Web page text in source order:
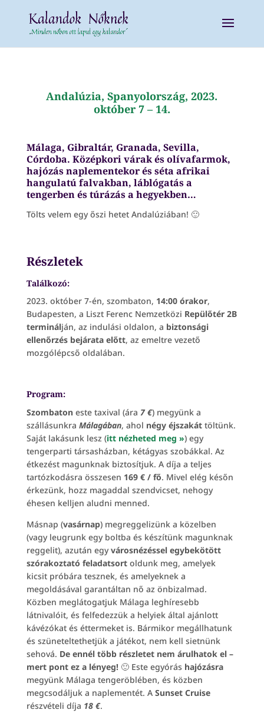
Andalúzia, Spanyolország, 2023.
október 7 – 14.
Málaga, Gibraltár, Granada, Sevilla,
Córdoba. Középkori várak és olívafarmok,
hajózás naplementekor és séta afrikai
hangulatú falvakban, láblógatás a
tengerben és túrázás a hegyekben…
Tölts velem egy őszi hetet Andalúziában! 🙂
Részletek
Találkozó:
2023. október 7-én, szombaton, 14:00 órakor,
Budapesten, a Liszt Ferenc Nemzetközi Repülőtér 2B
terminálján, az indulási oldalon, a biztonsági
ellenőrzés bejárata előtt, az emeltre vezető
mozgólépcső oldalában.
Program:
Szombaton este taxival (ára 7 €) megyünk a
szállásunkra Málagában, ahol négy éjszakáttöltünk.
Saját lakásunk lesz (itt nézheted meg ») egy
tengerparti társasházban, kétágyas szobákkal. Az
étkezést magunknak biztosítjuk. A díja a teljes
tartózkodásra összesen 169 € / fő. Mivel elég későn
érkezünk, hozz magaddal szendvicset, nehogy
éhesen kelljen aludni menned.
Másnap (vasárnap) megreggelizünk a közelben
(vagy leugrunk egy boltba és készítünk magunknak
reggelit), azután egyvárosnézéssel egybekötött
szórakoztató feladatsortoldunk meg, amelyek
kicsit próbára tesznek, és amelyeknek a
megoldásával garantáltan nő az önbizalmad.
Közben meglátogatjuk Málaga leghíresebb
látnivalóit, és felfedezzük a helyiek által ajánlott
kávézókat és éttermeket is. Bármikor megállhatunk
és szüneteltethetjük a játékot, nem kell sietnünk
sehová. De ennél több részletet nem árulhatok el –
mert pont ez a lényeg! 🙂 Este egyórás hajózásra
megyünk Málaga tengeröblében, és közben
megcsodáljuk a naplementét. A Sunset Cruise
részvételi díja 18 €.